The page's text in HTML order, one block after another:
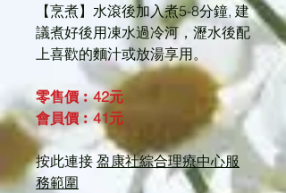
【烹煮】水滾後加入煮5-8分鐘, 建
議煮好後用凍水過冷河，瀝水後配
上喜歡的麵汁或放湯享用。
零售價︰42元
會員價︰41元
按此連接 盈康社綜合理療中心服
務範圍